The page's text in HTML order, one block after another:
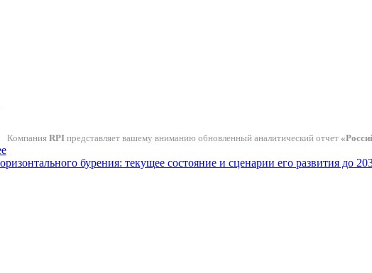
Компания RPI представляет вашему вниманию обновленный аналитический отчет
бурения: текущее состояние и сценарии его развития до